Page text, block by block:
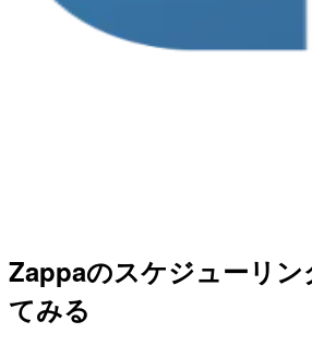
Zappaのスケジューリン
てみる